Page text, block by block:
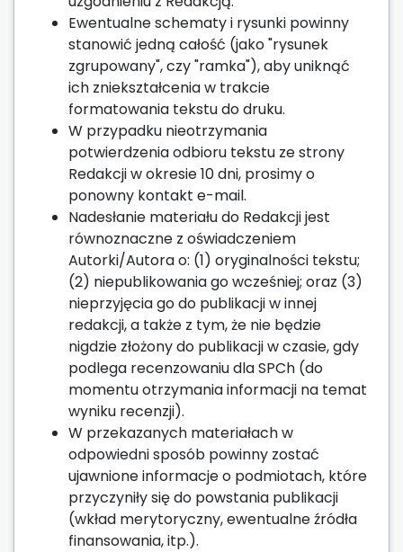
Ewentualne schematy i rysunki powinny
stanowić jedną całość (jako "rysunek
zgrupowany", czy "ramka"), aby uniknąć
ich zniekształcenia w trakcie
formatowania tekstu do druku.
W przypadku nieotrzymania
potwierdzenia odbioru tekstu ze strony
Redakcji w okresie 10 dni, prosimy o
ponowny kontakt e-mail.
Nadesłanie materiału do Redakcji jest
równoznaczne z oświadczeniem
Autorki/Autora o: (1) oryginalności tekstu;
(2) niepublikowania go wcześniej; oraz (3)
nieprzyjęcia go do publikacji w innej
redakcji, a także z tym, że nie będzie
nigdzie złożony do publikacji w czasie, gdy
podlega recenzowaniu dla SPCh (do
momentu otrzymania informacji na temat
wyniku recenzji).
W przekazanych materiałach w
odpowiedni sposób powinny zostać
ujawnione informacje o podmiotach, które
przyczyniły się do powstania publikacji
(wkład merytoryczny, ewentualne źródła
finansowania, itp.).